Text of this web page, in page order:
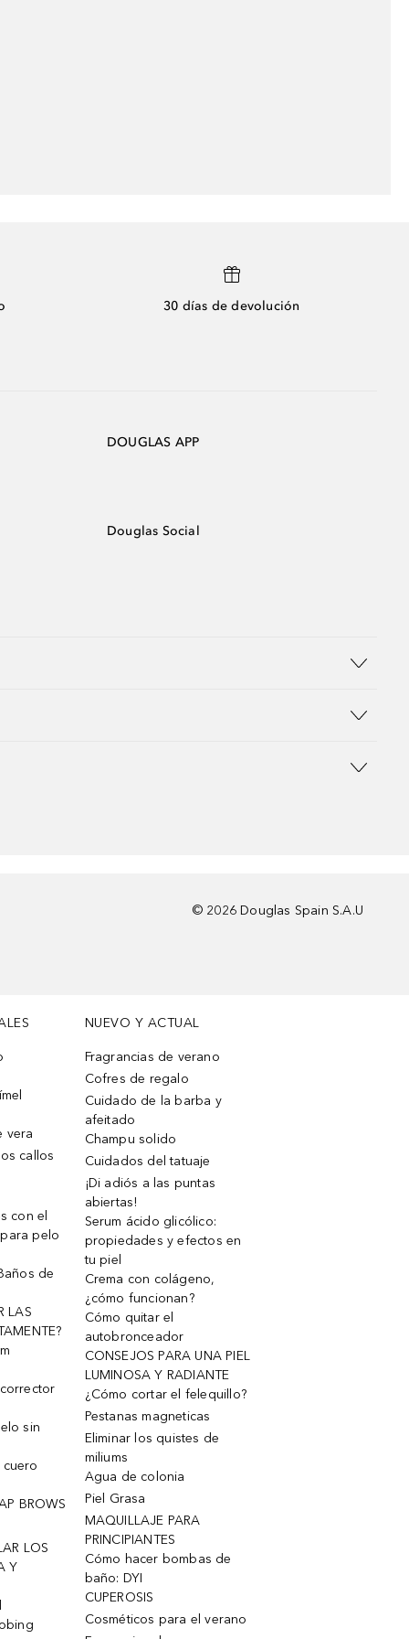
30 días de devolución
DOUGLAS APP
Douglas Social
© 2026 Douglas Spain S.A.U
vera
callos
con el
pelo
de
LAS
sin
cuero
BROWS
LOS
Y
NUEVO Y ACTUAL
Fragrancias de verano
Cofres de regalo
Cuidado de la barba y
afeitado
Champu solido
Cuidados del tatuaje
¡Di adiós a las puntas
abiertas!
Serum ácido glicólico:
propiedades y efectos en
tu piel
Crema con colágeno,
¿cómo funcionan?
Cómo quitar el
autobronceador
CONSEJOS PARA UNA PIEL
LUMINOSA Y RADIANTE
¿Cómo cortar el felequillo?
Pestanas magneticas
Eliminar los quistes de
miliums
Agua de colonia
Piel Grasa
MAQUILLAJE PARA
PRINCIPIANTES
Cómo hacer bombas de
baño: DYI
CUPEROSIS
Cosméticos para el verano